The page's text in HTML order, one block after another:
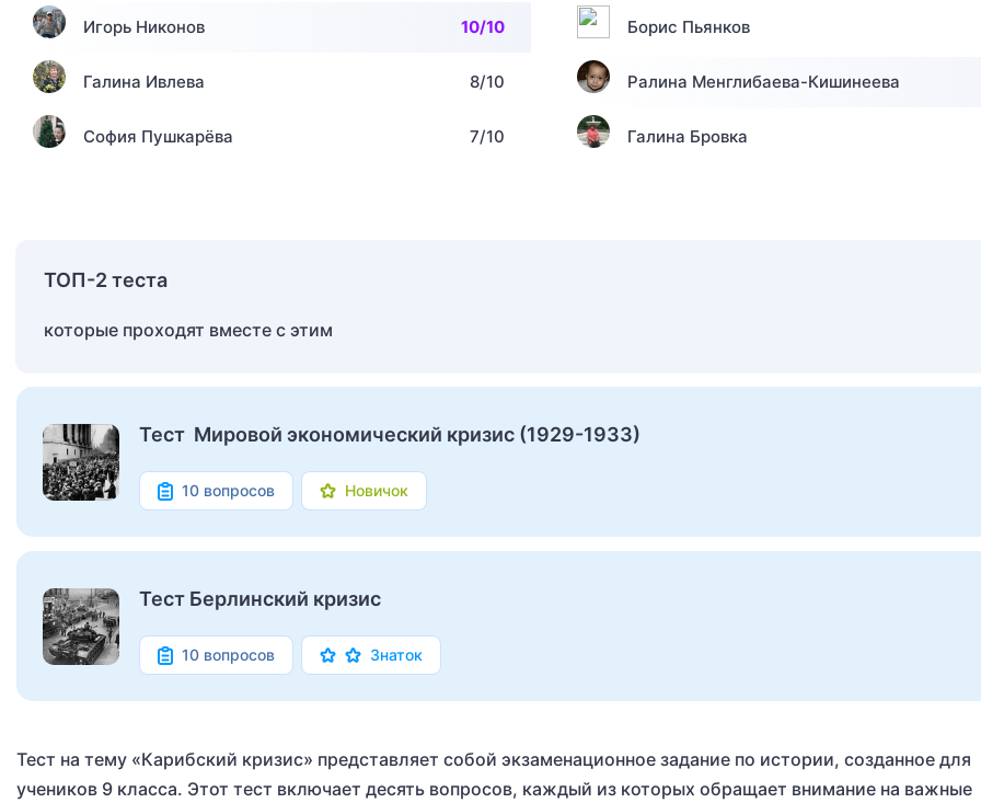
Игорь Никонов 10/10 Борис Пьянков
Галина Ивлева 8/10 Ралина Менглибаева-Кишинеева
София Пушкарёва 7/10 Галина Бровка
ТОП-2 теста
которые проходят вместе с этим
Тест Мировой экономический кризис (1929-1933)
10 вопросов Новичок
Тест Берлинский кризис
10 вопросов Знаток
Тест на тему «Карибский кризис» представляет собой экзаменационное задание по истории, созданное для
учеников 9 класса. Этот тест включает десять вопросов, каждый из которых обращает внимание на важные